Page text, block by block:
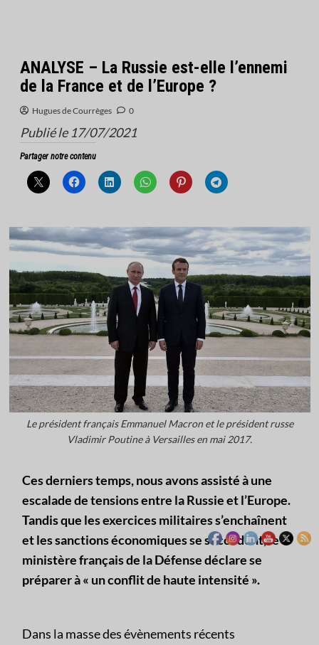
ANALYSE – La Russie est-elle l’ennemi
de la France et de l’Europe ?
Hugues de Courrèges 0
Publié le 17/07/2021
Partager notre contenu
Le président français Emmanuel Macron et le président russe
Vladimir Poutine à Versailles en mai 2017.
Ces derniers temps, nous avons assisté à une
escalade de tensions entre la Russie et l’Europe.
Tandis que les exercices militaires s’enchaînent
et les sanctions économiques se succèdent, le
ministère français de la Défense déclare se
préparer à « un conflit de haute intensité ».
Dans la masse des évènements récents